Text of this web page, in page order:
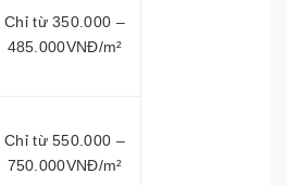
Chỉ từ 350.000 –
485.000VNĐ/m²
Chỉ từ 550.000 –
750.000VNĐ/m²